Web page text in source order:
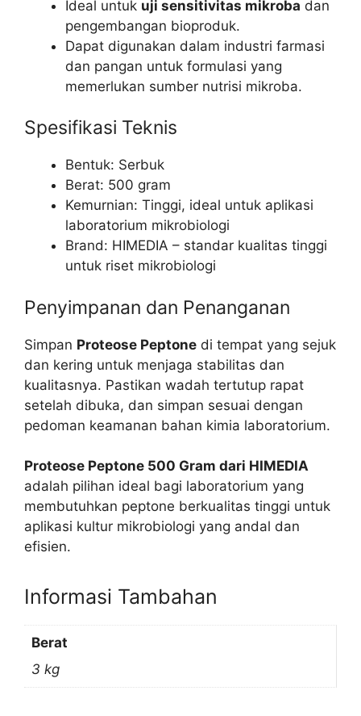
Ideal untuk uji sensitivitas mikroba dan
pengembangan bioproduk.
Dapat digunakan dalam industri farmasi
dan pangan untuk formulasi yang
memerlukan sumber nutrisi mikroba.
Spesifikasi Teknis
Bentuk: Serbuk
Berat: 500 gram
Kemurnian: Tinggi, ideal untuk aplikasi
laboratorium mikrobiologi
Brand: HIMEDIA – standar kualitas tinggi
untuk riset mikrobiologi
Penyimpanan dan Penanganan
Simpan Proteose Peptone di tempat yang sejuk
dan kering untuk menjaga stabilitas dan
kualitasnya. Pastikan wadah tertutup rapat
setelah dibuka, dan simpan sesuai dengan
pedoman keamanan bahan kimia laboratorium.
Proteose Peptone 500 Gram dari HIMEDIA
adalah pilihan ideal bagi laboratorium yang
membutuhkan peptone berkualitas tinggi untuk
aplikasi kultur mikrobiologi yang andal dan
efisien.
Informasi Tambahan
Berat
3 kg